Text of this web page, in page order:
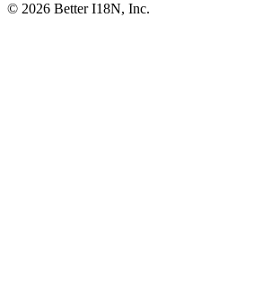
© 2026 Better I18N, Inc.